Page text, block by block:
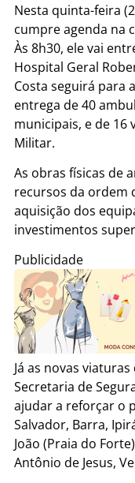
Nesta quinta-feira
cumpre agenda na
Às 8h30, ele vai
Hospital Geral
Costa seguirá para
entrega de 40
municipais, e de 16
Militar.
As obras físicas de
recursos da ordem
aquisição dos
investimentos
Publicidade
Já as novas
Secretaria de
ajudar a reforçar o
Salvador, Barra,
João (Praia do
Antônio de Jesus,